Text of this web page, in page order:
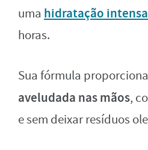
uma hidratação intensa
horas.
Sua fórmula
aveludada nas mãos,
e sem deixar resíduos